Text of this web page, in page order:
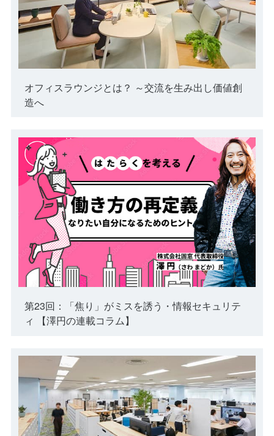
オフィスラウンジとは？ ～交流を生み出し価値創
造へ
第23回：「焦り」がミスを誘う・情報セキュリテ
ィ 【澤円の連載コラム】